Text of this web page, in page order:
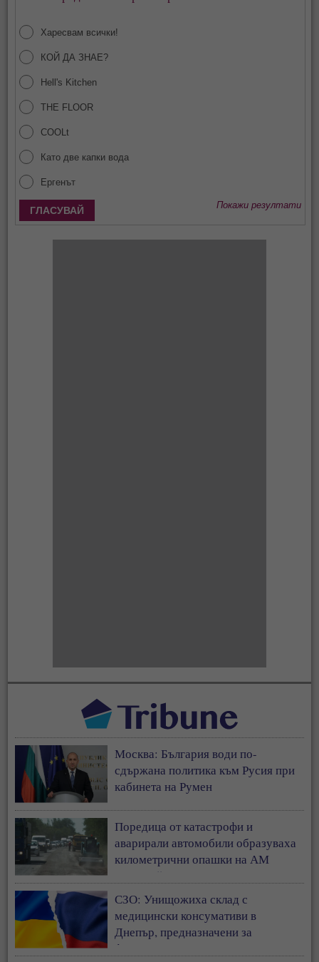
Харесвам всички!
КОЙ ДА ЗНАЕ?
Hell's Kitchen
THE FLOOR
COOLt
Като две капки вода
Ергенът
Покажи резултати
Москва: България води по-
сдържана политика към Русия при
кабинета на Румен
Поредица от катастрофи и
аварирали автомобили образуваха
километрични опашки на АМ
„Тракия“
СЗО: Унищожиха склад с
медицински консумативи в
Днепър, предназначени за
фронтовата линия